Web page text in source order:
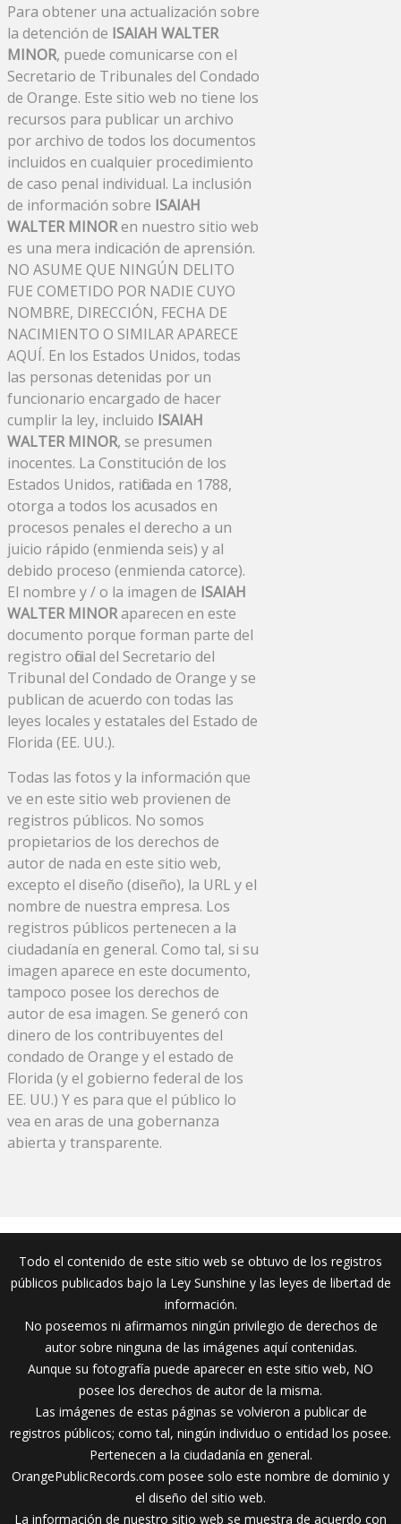
Para obtener una actualización sobre
la detención de ISAIAH WALTER
MINOR, puede comunicarse con el
Secretario de Tribunales del Condado
de Orange. Este sitio web no tiene los
recursos para publicar un archivo
por archivo de todos los documentos
incluidos en cualquier procedimiento
de caso penal individual. La inclusión
de información sobre ISAIAH
WALTER MINORen nuestro sitio web
es una mera indicación de aprensión.
NO ASUME QUE NINGÚN DELITO
FUE COMETIDO POR NADIE CUYO
NOMBRE, DIRECCIÓN, FECHA DE
NACIMIENTO O SIMILAR APARECE
AQUÍ. En los Estados Unidos, todas
las personas detenidas por un
funcionario encargado de hacer
cumplir la ley, incluido ISAIAH
WALTER MINOR, se presumen
inocentes. La Constitución de los
Estados Unidos, ratificada en 1788,
otorga a todos los acusados ​​en
procesos penales el derecho a un
juicio rápido (enmienda seis) y al
debido proceso (enmienda catorce).
El nombre y / o la imagen de ISAIAH
WALTER MINORaparecen en este
documento porque forman parte del
registro oficial del Secretario del
Tribunal del Condado de Orange y se
publican de acuerdo con todas las
leyes locales y estatales del Estado de
Florida (EE. UU.).
Todas las fotos y la información que
ve en este sitio web provienen de
registros públicos. No somos
propietarios de los derechos de
autor de nada en este sitio web,
excepto el diseño (diseño), la URL y el
nombre de nuestra empresa. Los
registros públicos pertenecen a la
ciudadanía en general. Como tal, si su
imagen aparece en este documento,
tampoco posee los derechos de
autor de esa imagen. Se generó con
dinero de los contribuyentes del
condado de Orange y el estado de
Florida (y el gobierno federal de los
EE. UU.) Y es para que el público lo
vea en aras de una gobernanza
abierta y transparente.
Todo el contenido de este sitio web se obtuvo de los registros
públicos publicados bajo la Ley Sunshine y las leyes de libertad de
información.
No poseemos ni afirmamos ningún privilegio de derechos de
autor sobre ninguna de las imágenes aquí contenidas.
Aunque su fotografía puede aparecer en este sitio web, NO
posee los derechos de autor de la misma.
Las imágenes de estas páginas se volvieron a publicar de
registros públicos; como tal, ningún individuo o entidad los posee.
Pertenecen a la ciudadanía en general.
OrangePublicRecords.com posee solo este nombre de dominio y
el diseño del sitio web.
La información de nuestro sitio web se muestra de acuerdo con